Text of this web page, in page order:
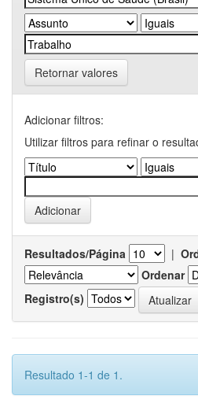
Retornar valores
Adicionar filtros:
Utilizar filtros para refinar o
Resultados/Página |
Ordenar
Registro(s)
Resultado 1-1 de 1.